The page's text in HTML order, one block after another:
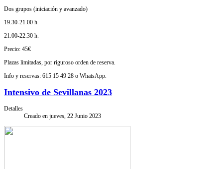
Dos grupos (iniciación y avanzado)
19.30-21.00 h.
21.00-22.30 h.
Precio: 45€
Plazas limitadas, por riguroso orden de reserva.
Info y reservas: 615 15 49 28 o WhatsApp.
Intensivo de Sevillanas 2023
Detalles
Creado en jueves, 22 Junio 2023